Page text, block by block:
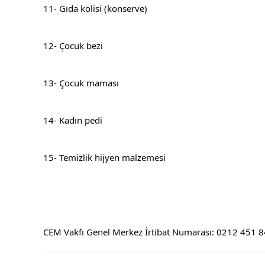
11- Gıda kolisi (konserve)
12- Çocuk bezi
13- Çocuk maması
14- Kadın pedi
15- Temizlik hijyen malzemesi
CEM Vakfı Genel Merkez İrtibat Numarası: 0212 451